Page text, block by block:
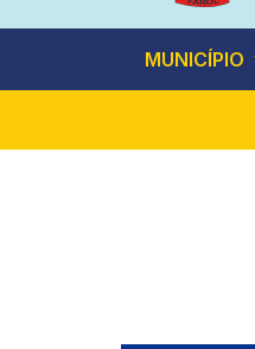
MUNICÍPIO